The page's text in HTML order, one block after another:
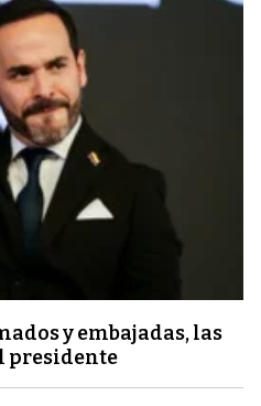
y embajadas, las
presidente